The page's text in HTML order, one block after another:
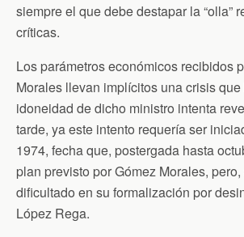
siempre el que debe destapar la “olla”
críticas.
Los parámetros económicos recibidos
Morales llevan implícitos una crisis
idoneidad de dicho ministro intenta
tarde, ya este intento requería ser
1974, fecha que, postergada hasta
plan previsto por Gómez Morales,
dificultado en su formalización por
López Rega.